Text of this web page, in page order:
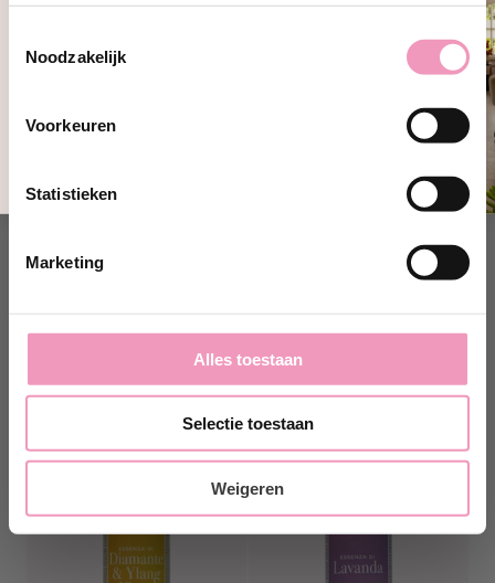
Noodzakelijk
Voorkeuren
Statistieken
Marketing
Alles toestaan
Selectie toestaan
Weigeren
prijs
prijs
jouw@e-mailadres.com
Ja, ik wil 10% korting!